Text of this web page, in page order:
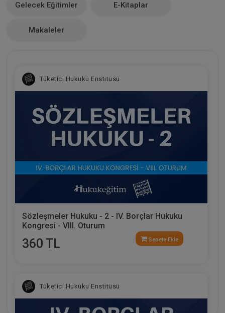
0
Gelecek Eğitimler E-Kitaplar
Makaleler
Tüketici Hukuku Enstitüsü
Sözleşmeler Hukuku - 2 - IV. Borçlar Hukuku
Kongresi - VIII. Oturum
360 TL Sepete Ekle
Tüketici Hukuku Enstitüsü